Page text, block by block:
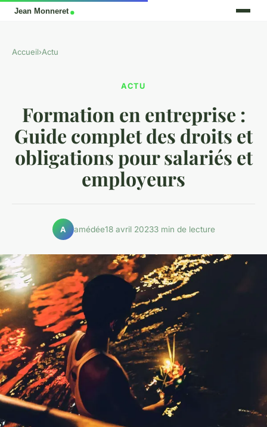
Accueil›Actu
ACTU
Formation en entreprise :
Guide complet des droits et
obligations pour salariés et
employeurs
A amédée18 avril 20233 min de lecture